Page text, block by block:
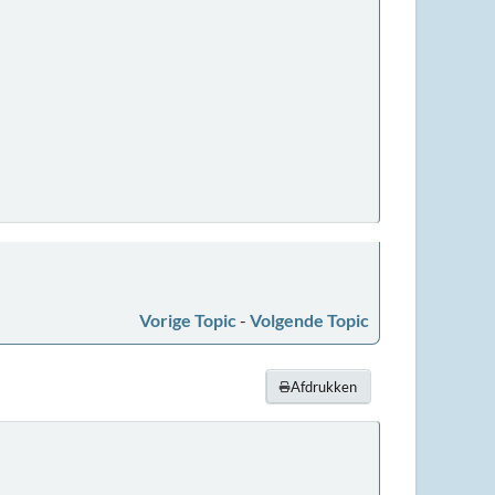
Vorige Topic - Volgende Topic
Afdrukken